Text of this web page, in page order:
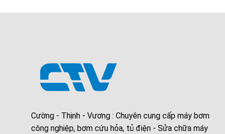
Cường - Thịnh - Vương : Chuyên cung cấp máy bơm
công nghiệp, bơm cứu hỏa, tủ điện - Sửa chữa máy